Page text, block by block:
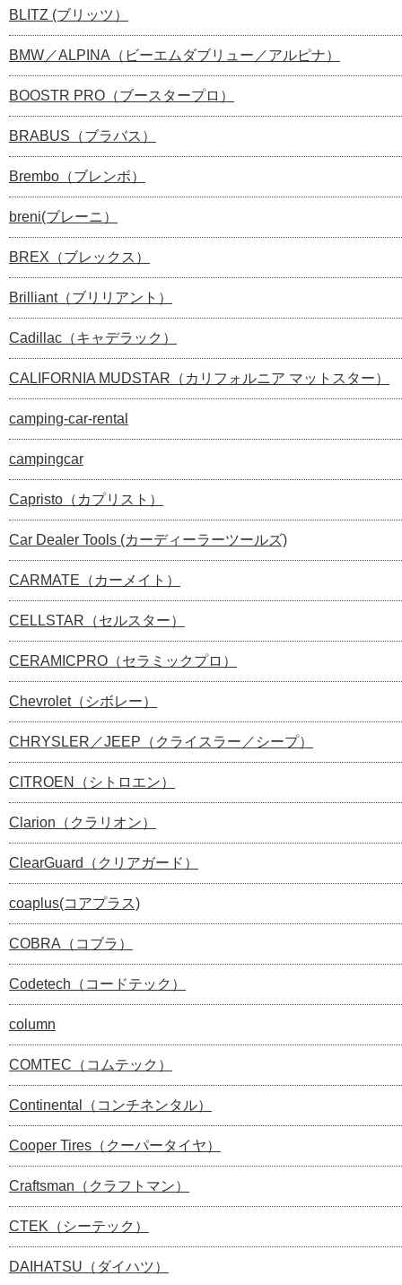
BLITZ (ブリッツ）
BMW／ALPINA（ビーエムダブリュー／アルピナ）
BOOSTR PRO（ブースタープロ）
BRABUS（ブラバス）
Brembo（ブレンボ）
breni(ブレーニ）
BREX（ブレックス）
Brilliant（ブリリアント）
Cadillac（キャデラック）
CALIFORNIA MUDSTAR（カリフォルニア マットスター）
camping-car-rental
campingcar
Capristo（カプリスト）
Car Dealer Tools (カーディーラーツールズ)
CARMATE（カーメイト）
CELLSTAR（セルスター）
CERAMICPRO（セラミックプロ）
Chevrolet（シボレー）
CHRYSLER／JEEP（クライスラー／シープ）
CITROEN（シトロエン）
Clarion（クラリオン）
ClearGuard（クリアガード）
coaplus(コアプラス)
COBRA（コブラ）
Codetech（コードテック）
column
COMTEC（コムテック）
Continental（コンチネンタル）
Cooper Tires（クーパータイヤ）
Craftsman（クラフトマン）
CTEK（シーテック）
DAIHATSU（ダイハツ）